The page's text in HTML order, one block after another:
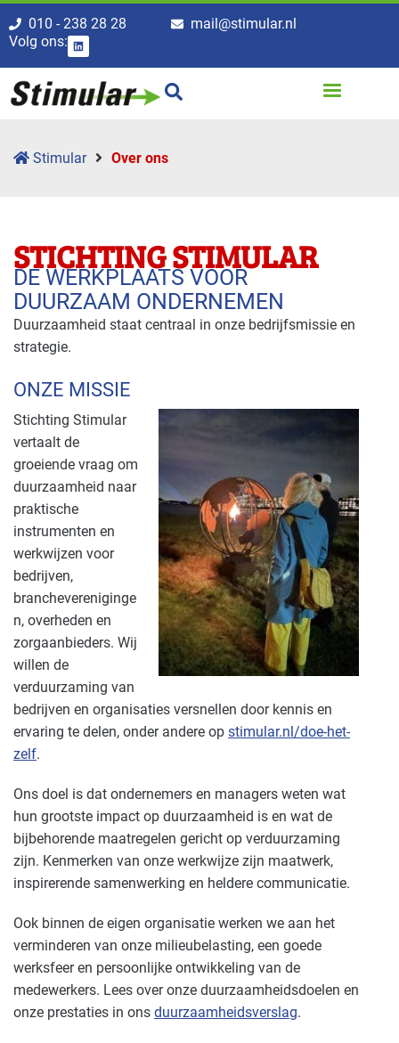
010 - 238 28 28
mail@stimular.nl
Volg ons:
Stimular Over ons
STICHTING STIMULAR
DE WERKPLAATS VOOR
DUURZAAM ONDERNEMEN
Duurzaamheid staat centraal in onze bedrijfsmissie en
strategie.
ONZE MISSIE
Stichting Stimular
vertaalt de
groeiende vraag om
duurzaamheid naar
praktische
instrumenten en
werkwijzen voor
bedrijven,
branchevereniginge
n, overheden en
zorgaanbieders. Wij
willen de
verduurzaming van
bedrijven en organisaties versnellen door kennis en
ervaring te delen, onder andere op stimular.nl/doe-het-
zelf.
Ons doel is dat ondernemers en managers weten wat
hun grootste impact op duurzaamheid is en wat de
bijbehorende maatregelen gericht op verduurzaming
zijn. Kenmerken van onze werkwijze zijn maatwerk,
inspirerende samenwerking en heldere communicatie.
Ook binnen de eigen organisatie werken we aan het
verminderen van onze milieubelasting, een goede
werksfeer en persoonlijke ontwikkeling van de
medewerkers. Lees over onze duurzaamheidsdoelen en
onze prestaties in ons duurzaamheidsverslag.